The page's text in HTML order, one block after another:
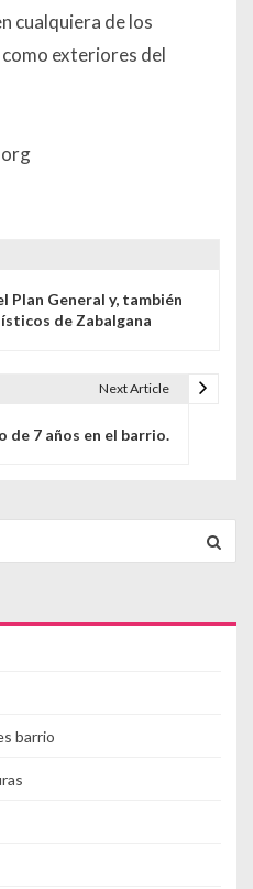
cualquiera de los
exteriores del
Plan General y, también
de Zabalgana
Next Article
de 7 años en el barrio.
barrio